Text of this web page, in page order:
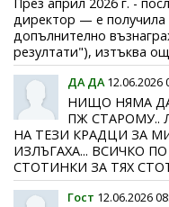
директор — е получила
допълнително
резултати"), изтъква
ДА ДА12.06.2026
НИЩО НЯМА
ПЖ СТАРОМУ..
НА ТЕЗИ КРАДЦИ ЗА
ИЗЛЪГАХА... ВСИЧКО
СТОТИНКИ ЗА ТЯХ
Гост 12.06.2026